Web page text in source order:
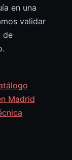
en una
validar
de
Madrid